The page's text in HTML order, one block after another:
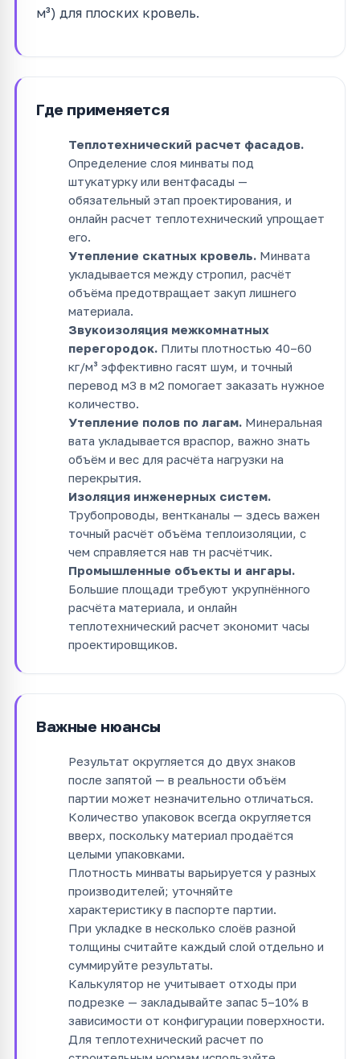
м³) для плоских кровель.
Где применяется
Теплотехнический расчет фасадов.
Определение слоя минваты под
штукатурку или вентфасады —
обязательный этап проектирования, и
онлайн расчет теплотехнический упрощает
его.
Утепление скатных кровель. Минвата
укладывается между стропил, расчёт
объёма предотвращает закуп лишнего
материала.
Звукоизоляция межкомнатных
перегородок. Плиты плотностью 40–60
кг/м³ эффективно гасят шум, и точный
перевод м3 в м2 помогает заказать нужное
количество.
Утепление полов по лагам. Минеральная
вата укладывается враспор, важно знать
объём и вес для расчёта нагрузки на
перекрытия.
Изоляция инженерных систем.
Трубопроводы, вентканалы — здесь важен
точный расчёт объёма теплоизоляции, с
чем справляется нав тн расчётчик.
Промышленные объекты и ангары.
Большие площади требуют укрупнённого
расчёта материала, и онлайн
теплотехнический расчет экономит часы
проектировщиков.
Важные нюансы
Результат округляется до двух знаков
после запятой — в реальности объём
партии может незначительно отличаться.
Количество упаковок всегда округляется
вверх, поскольку материал продаётся
целыми упаковками.
Плотность минваты варьируется у разных
производителей; уточняйте
характеристику в паспорте партии.
При укладке в несколько слоёв разной
толщины считайте каждый слой отдельно и
суммируйте результаты.
Калькулятор не учитывает отходы при
подрезке — закладывайте запас 5–10% в
зависимости от конфигурации поверхности.
Для теплотехнический расчет по